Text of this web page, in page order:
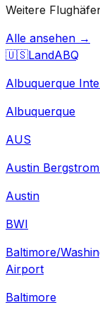
Weitere
Alle ansehen →
🇺🇸LandABQ
Albuquerque
Albuquerque
AUS
Austin
Austin
BWI
Baltimore/
Airport
Baltimore